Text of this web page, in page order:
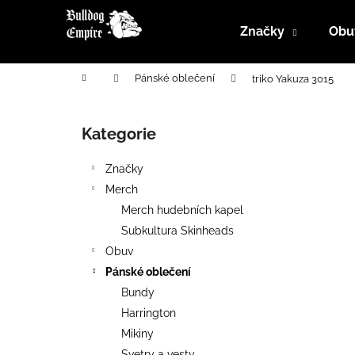
Značky
Domů Pánské oblečení triko Yakuza 3015
Přeskočit
kategorie
Kategorie
Značky
Merch
Merch hudebních kapel
Subkultura Skinheads
Obuv
Pánské oblečení
Bundy
Harrington
Mikiny
í
Zpět
do
Zpět
do